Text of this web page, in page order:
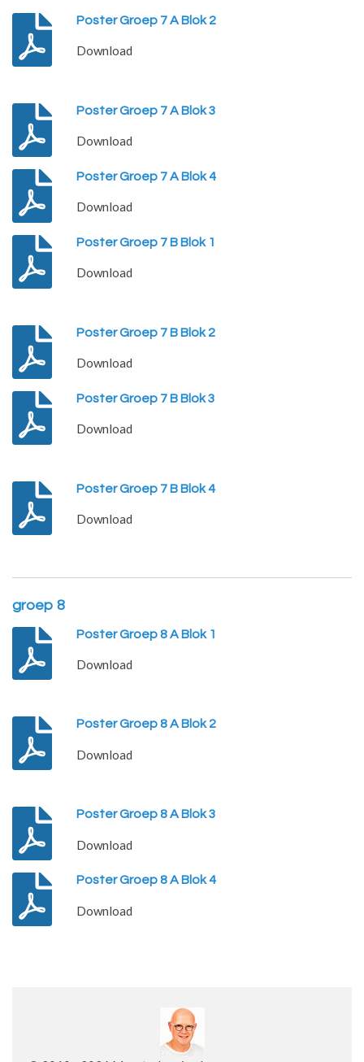
Poster Groep 7 A Blok 2
Download
Poster Groep 7 A Blok 3
Download
Poster Groep 7 A Blok 4
Download
Poster Groep 7 B Blok 1
Download
Poster Groep 7 B Blok 2
Download
Poster Groep 7 B Blok 3
Download
Poster Groep 7 B Blok 4
Download
groep 8
Poster Groep 8 A Blok 1
Download
Poster Groep 8 A Blok 2
Download
Poster Groep 8 A Blok 3
Download
Poster Groep 8 A Blok 4
Download